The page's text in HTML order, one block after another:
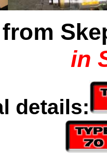
in
details: